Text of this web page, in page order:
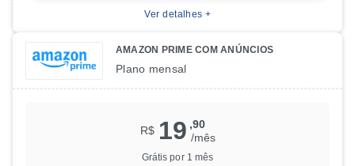
Ver detalhes +
AMAZON PRIME COM ANÚNCIOS
Plano mensal
R$ 19 ,90
/mês
Grátis por 1 mês